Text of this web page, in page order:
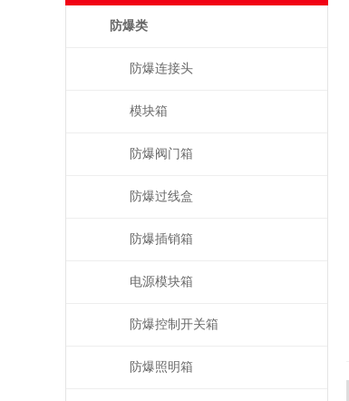
防爆类
防爆连接头
模块箱
防爆阀门箱
防爆过线盒
防爆插销箱
电源模块箱
防爆控制开关箱
防爆照明箱